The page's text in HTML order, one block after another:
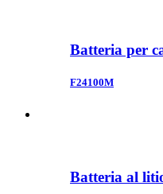
Batteria per
F24100M
Batteria al